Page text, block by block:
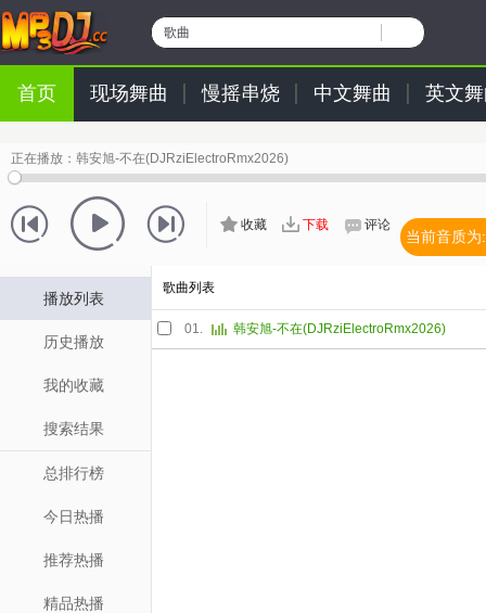
歌曲
首页 现场舞曲 慢摇串烧 中文舞曲 英文
正在播放： 韩安旭-不在(DJRziElectroRmx2026)
收藏 下载 评论
当前音质为:
播放列表
历史播放
我的收藏
搜索结果
总排行榜
今日热播
推荐热播
精品热播
歌曲列表
01. 韩安旭-不在(DJRziElectroRmx2026)